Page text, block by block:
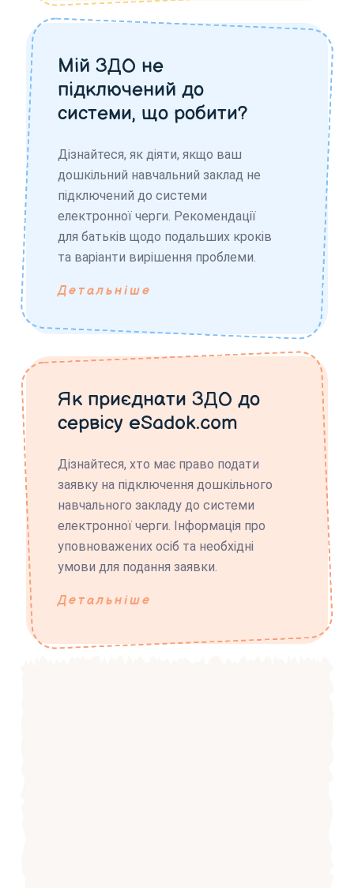
Мій ЗДО не
підключений до
системи, що робити?
Дізнайтеся, як діяти, якщо ваш
дошкільний навчальний заклад не
підключений до системи
електронної черги. Рекомендації
для батьків щодо подальших кроків
та варіанти вирішення проблеми.
Детальніше
Як приєднати ЗДО до
сервісу eSadok.com
Дізнайтеся, хто має право подати
заявку на підключення дошкільного
навчального закладу до системи
електронної черги. Інформація про
уповноважених осіб та необхідні
умови для подання заявки.
Детальніше